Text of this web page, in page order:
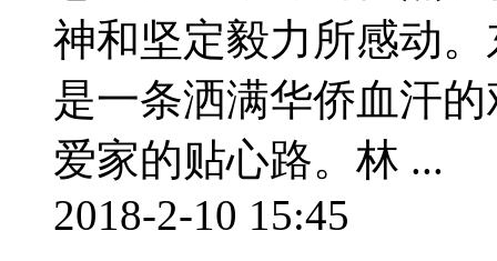
神和坚定毅力所感动
是一条洒满华侨血汗
爱家的贴心路。林 ...
2018-2-10 15:45